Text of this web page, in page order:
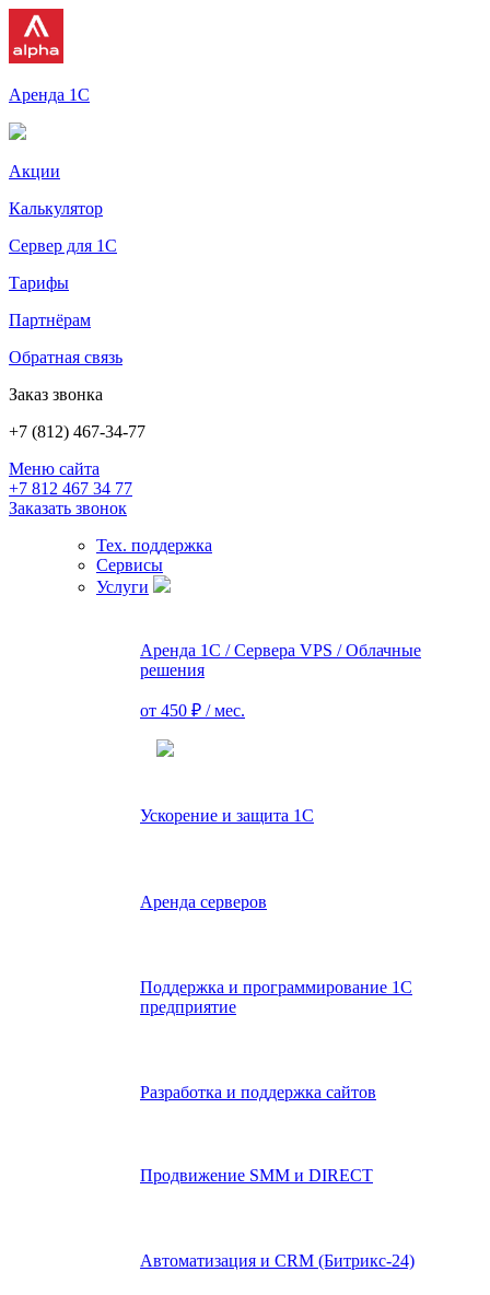
Аренда 1С
Акции
Калькулятор
Сервер для 1С
Тарифы
Партнёрам
Обратная связь
Заказ звонка
+7 (812) 467-34-77
Меню сайта
+7 812 467 34 77
Заказать звонок
Тех. поддержка
Сервисы
Услуги
Аренда 1С / Сервера VPS / Облачные
решения
от 450 ₽ / мес.
Ускорение и защита 1С
Аренда серверов
Поддержка и программирование 1С
предприятие
Разработка и поддержка сайтов
Продвижение SMM и DIRECT
Автоматизация и СRМ (Битрикс-24)